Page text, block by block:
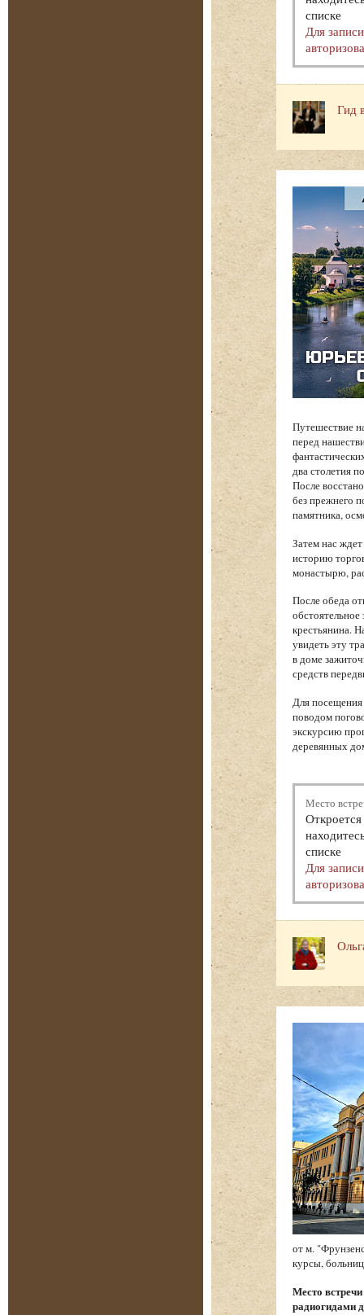
списке
Для
Гид
Путешествие
перед
два столетия
После
без прежнего
памятника,
Затем нас
историю
монастырю,
После обеда
крестьянина.
увидеть эту
в доме
средств
Для посещения
поводом
экскурсию
деревянных
Место
списке
Для
от м.
курсы,
Место
радиогидами